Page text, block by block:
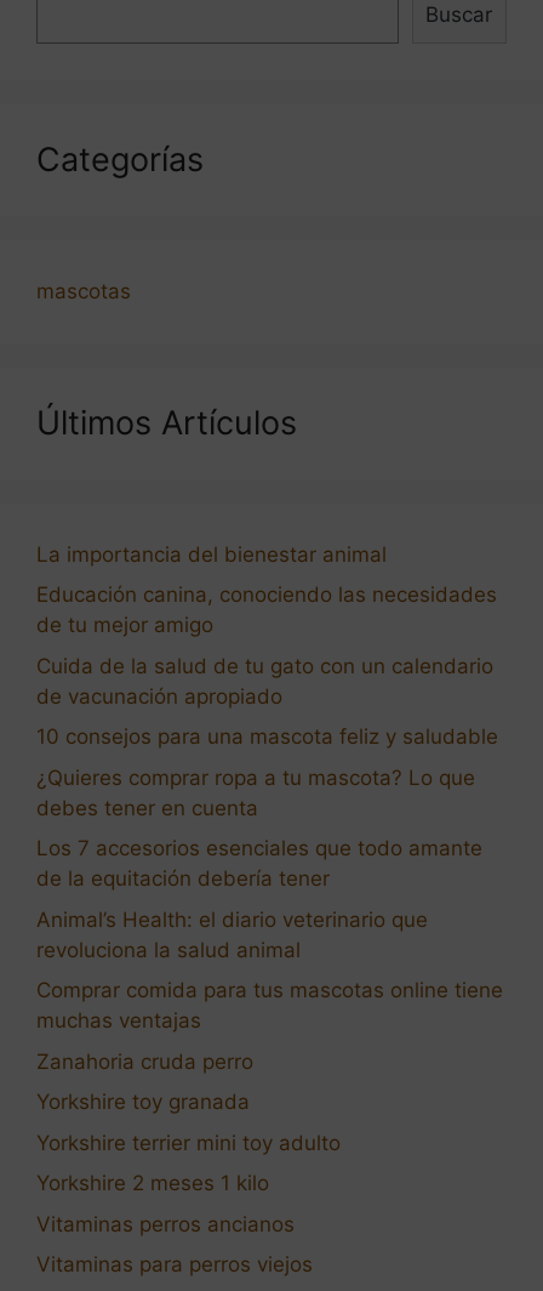
Buscar
Categorías
mascotas
Últimos Artículos
La importancia del bienestar animal
Educación canina, conociendo las necesidades
de tu mejor amigo
Cuida de la salud de tu gato con un calendario
de vacunación apropiado
10 consejos para una mascota feliz y saludable
¿Quieres comprar ropa a tu mascota? Lo que
debes tener en cuenta
Los 7 accesorios esenciales que todo amante
de la equitación debería tener
Animal’s Health: el diario veterinario que
revoluciona la salud animal
Comprar comida para tus mascotas online tiene
muchas ventajas
Zanahoria cruda perro
Yorkshire toy granada
Yorkshire terrier mini toy adulto
Yorkshire 2 meses 1 kilo
Vitaminas perros ancianos
Vitaminas para perros viejos